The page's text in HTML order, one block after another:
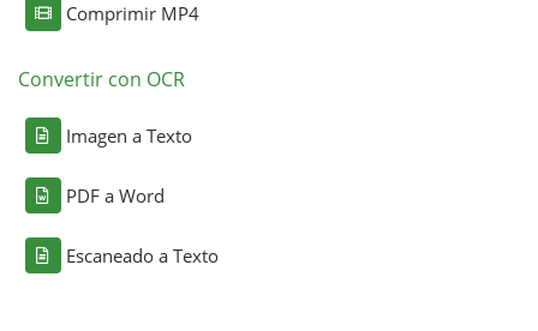
Comprimir MP4
Convertir con OCR
Imagen a Texto
PDF a Word
Escaneado a Texto